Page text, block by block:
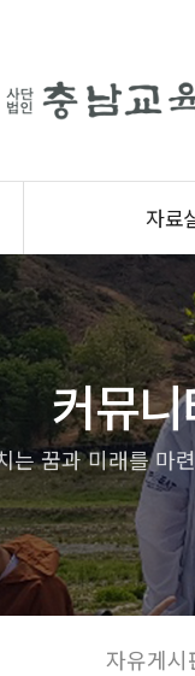
자료
커뮤
는 꿈과 미래를 마
자유게시